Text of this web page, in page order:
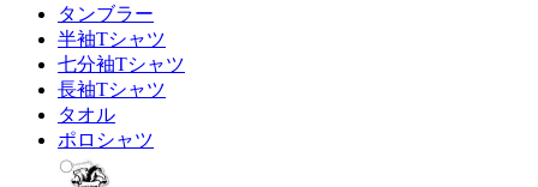
タンブラー
半袖Tシャツ
七分袖Tシャツ
長袖Tシャツ
タオル
ポロシャツ